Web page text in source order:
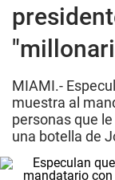
MIAMI.-
muestra al
personas que
una botella de